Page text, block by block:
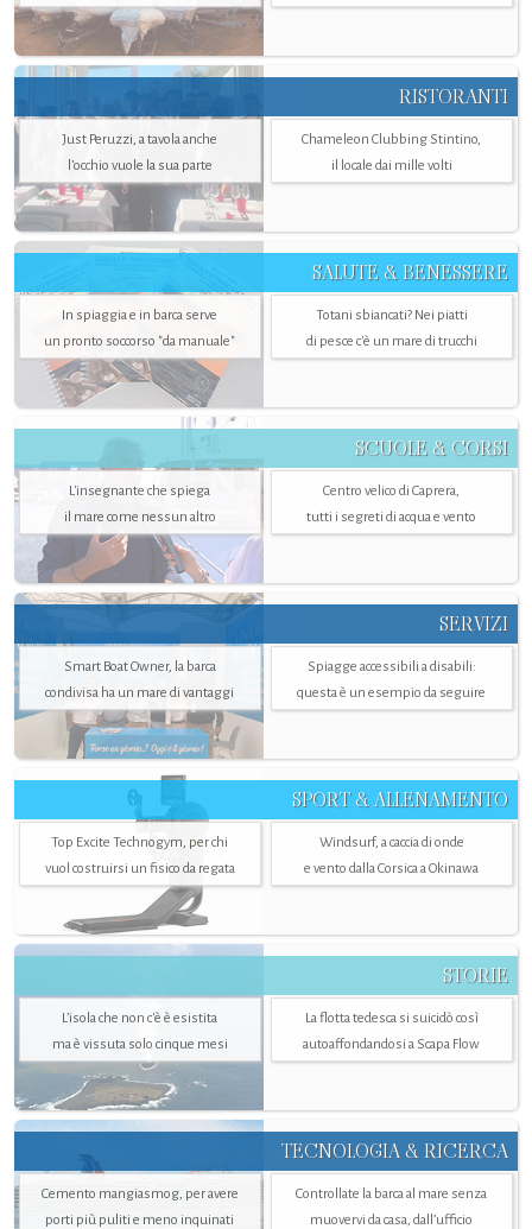
RISTORANTI
Just Peruzzi, a tavola anche
l’occhio vuole la sua parte
Chameleon Clubbing Stintino,
il locale dai mille volti
SALUTE & BENESSERE
In spiaggia e in barca serve
un pronto soccorso "da manuale"
Totani sbiancati? Nei piatti
di pesce c'è un mare di trucchi
SCUOLE & CORSI
L'insegnante che spiega
il mare come nessun altro
Centro velico di Caprera,
tutti i segreti di acqua e vento
SERVIZI
Smart Boat Owner, la barca
condivisa ha un mare di vantaggi
Spiagge accessibili a disabili:
questa è un esempio da seguire
SPORT & ALLENAMENTO
Top Excite Technogym, per chi
vuol costruirsi un fisico da regata
Windsurf, a caccia di onde
e vento dalla Corsica a Okinawa
STORIE
L’isola che non c'è è esistita
ma è vissuta solo cinque mesi
La flotta tedesca si suicidò così
autoaffondandosi a Scapa Flow
TECNOLOGIA & RICERCA
Cemento mangiasmog, per avere
porti più puliti e meno inquinati
Controllate la barca al mare senza
muovervi da casa, dall’ufficio